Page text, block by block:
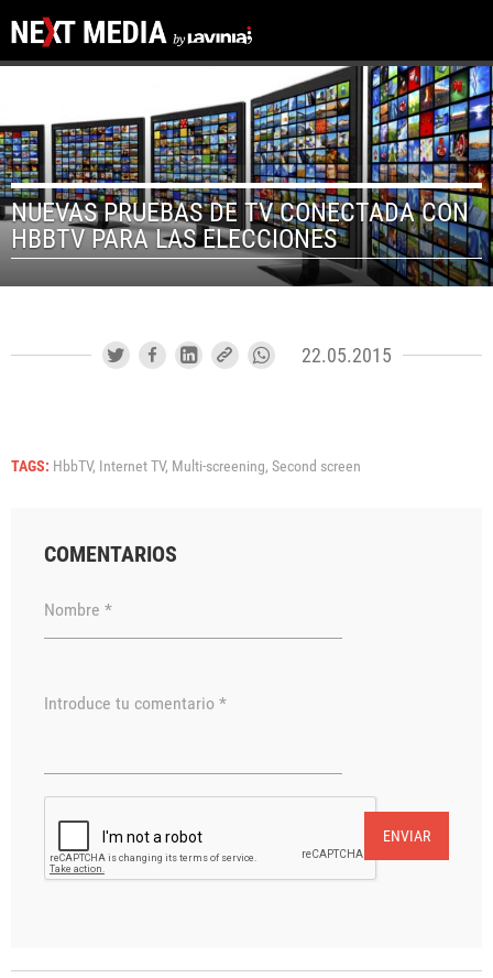
NUEVAS PRUEBAS DE TV CONECTADA CON
HBBTV PARA LAS ELECCIONES
22.05.2015
TAGS: HbbTV, Internet TV, Multi-screening, Second screen
COMENTARIOS
Nombre *
Introduce tu comentario *
ENVIAR